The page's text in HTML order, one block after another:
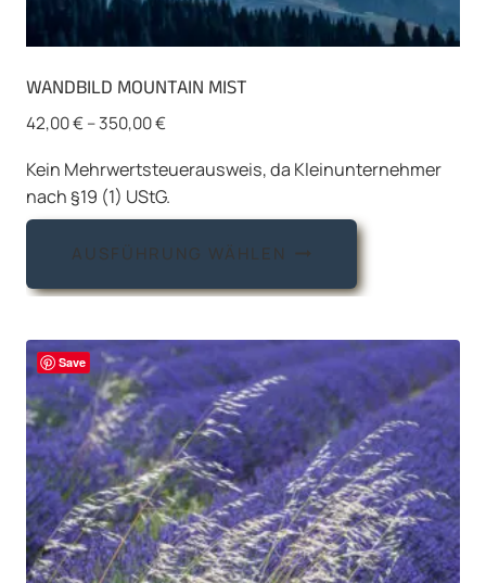
WANDBILD MOUNTAIN MIST
42,00€–350,00€
Kein Mehrwertsteuerausweis, da Kleinunternehmer
nach §19 (1) UStG.
AUSFÜHRUNG WÄHLEN
Dieses
weist
Varianten
auf.
Die
Optionen
können
auf
der
Produktseite
Save